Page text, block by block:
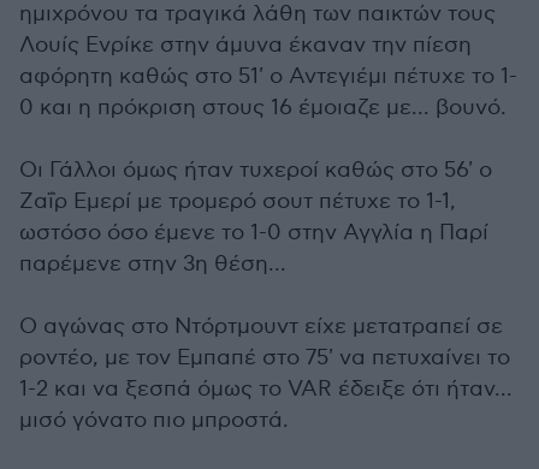
ημιχρόνου τα τραγικά λάθη των παικτών τους
Λουίς Ενρίκε στην άμυνα έκαναν την πίεση
αφόρητη καθώς στο 51' ο Αντεγιέμι πέτυχε το 1-
0 και η πρόκριση στους 16 έμοιαζε με... βουνό.
Οι Γάλλοι όμως ήταν τυχεροί καθώς στο 56' ο
Ζαΐρ Εμερί με τρομερό σουτ πέτυχε το 1-1,
ωστόσο όσο έμενε το 1-0 στην Αγγλία η Παρί
παρέμενε στην 3η θέση...
Ο αγώνας στο Ντόρτμουντ είχε μετατραπεί σε
ροντέο, με τον Εμπαπέ στο 75' να πετυχαίνει το
1-2 και να ξεσπά όμως το VAR έδειξε ότι ήταν...
μισό γόνατο πιο μπροστά.